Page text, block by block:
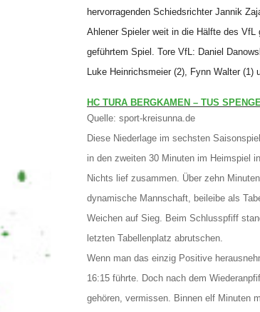
hervorragenden Schiedsrichter Jannik
Ahlener Spieler weit in die Hälfte des
geführtem Spiel. Tore VfL: Daniel
Luke Heinrichsmeier (2), Fynn Walter (1)
HC TURA BERGKAMEN – TUS
Quelle: sport-kreisunna.de
Diese Niederlage im sechsten
in den zweiten 30 Minuten im Heimspiel
Nichts lief zusammen. Über zehn
dynamische Mannschaft, beileibe als
Weichen auf Sieg. Beim Schlusspfiff
letzten Tabellenplatz abrutschen.
Wenn man das einzig Positive
16:15 führte. Doch nach dem
gehören, vermissen. Binnen elf Minuten